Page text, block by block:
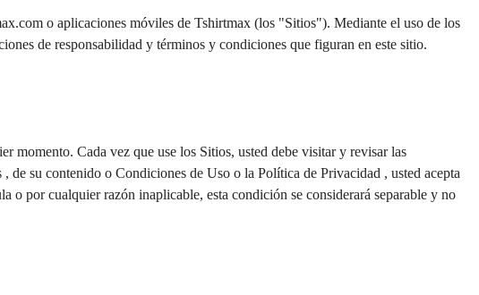
o aplicaciones móviles de Tshirtmax (los "Sitios"). Mediante el uso de los
de responsabilidad y términos y condiciones que figuran en este sitio.
momento. Cada vez que use los Sitios, usted debe visitar y revisar las
de su contenido o Condiciones de Uso o la Política de Privacidad , usted acepta
o por cualquier razón inaplicable, esta condición se considerará separable y no